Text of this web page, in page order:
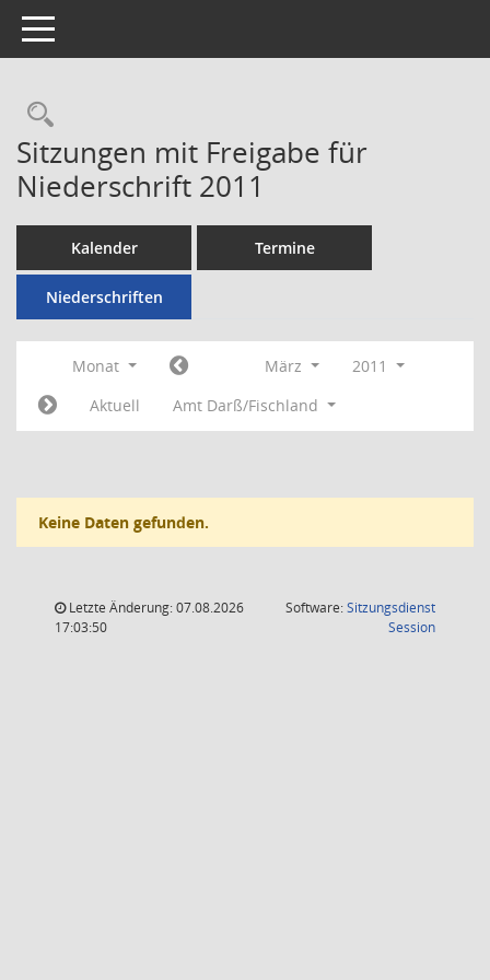
Toggle navigation
Rechercheauswahl
Sitzungen mit Freigabe für
Niederschrift 2011
Kalender Termine
Niederschriften
Monat März
2011
Aktuell
Amt Darß/Fischland
Keine Daten gefunden.
Letzte Änderung: 07.08.2026
17:03:50
Software:Sitzungsdienst
Session(Wird in